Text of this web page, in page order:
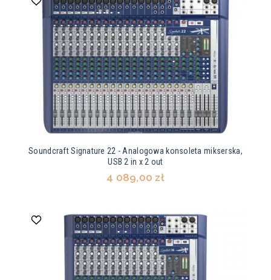
Soundcraft Signature 22 - Analogowa konsoleta mikserska,
USB 2 in x 2 out
4 089,00 zł